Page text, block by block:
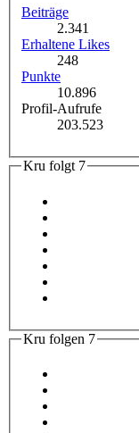
Beiträge
2.341
Erhaltene Likes
248
Punkte
10.896
Profil-Aufrufe
203.523
Kru folgt 7
Kru folgen 7